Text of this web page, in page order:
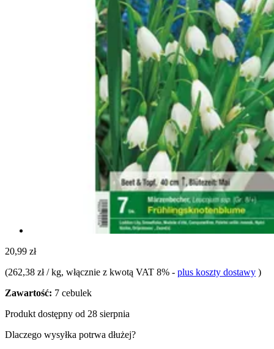
20,99 zł
(262,38 zł / kg, włącznie z kwotą VAT 8% - plus koszty dostawy )
Zawartość: 7 cebulek
Produkt dostępny od 28 sierpnia
Dlaczego wysyłka potrwa dłużej?